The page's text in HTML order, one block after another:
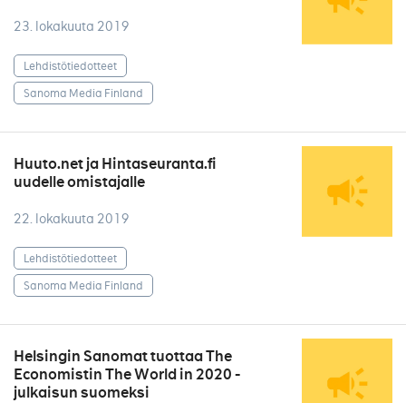
23. lokakuuta 2019
Lehdistötiedotteet
Sanoma Media Finland
Huuto.net ja Hintaseuranta.fi
uudelle omistajalle
22. lokakuuta 2019
Lehdistötiedotteet
Sanoma Media Finland
Helsingin Sanomat tuottaa The
Economistin The World in 2020 -
julkaisun suomeksi